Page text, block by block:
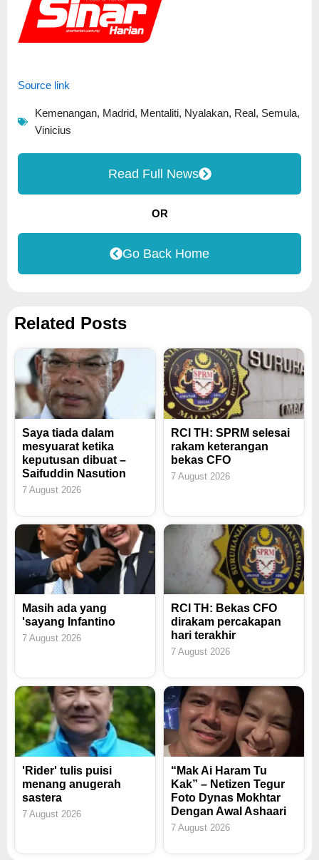
Source link
Kemenangan, Madrid, Mentaliti, Nyalakan, Real, Semula,
Vinicius
Read Full News
OR
Go Back Home
Related Posts
Saya tiada dalam
mesyuarat ketika
keputusan dibuat –
Saifuddin Nasution
7 August 2026
RCI TH: SPRM selesai
rakam keterangan
bekas CFO
7 August 2026
Masih ada yang
'sayang Infantino
7 August 2026
RCI TH: Bekas CFO
dirakam percakapan
hari terakhir
7 August 2026
'Rider' tulis puisi
menang anugerah
sastera
7 August 2026
“Mak Ai Haram Tu
Kak” – Netizen Tegur
Foto Dynas Mokhtar
Dengan Awal Ashaari
7 August 2026